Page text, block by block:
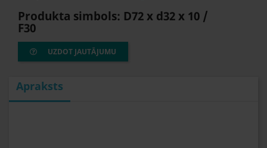
Produkta simbols: D72 x d32 x 10 /
F30
UZDOT JAUTĀJUMU
Apraksts